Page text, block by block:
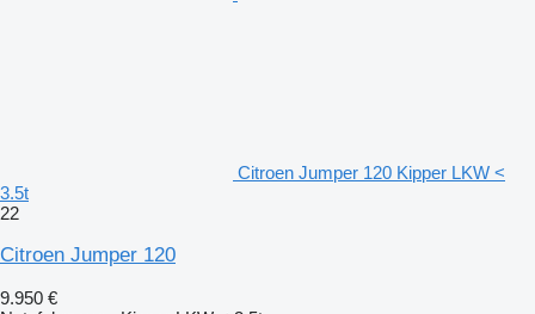
Citroen Jumper 120 Kipper LKW <
3.5t
22
Citroen Jumper 120
9.950 €